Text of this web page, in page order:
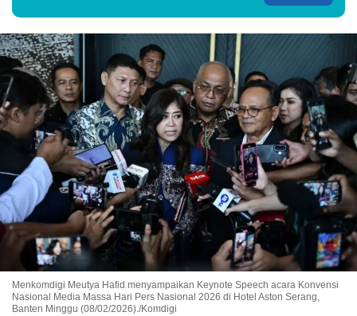
Menkomdigi Meutya Hafid menyampaikan Keynote Speech acara Konvensi
Nasional Media Massa Hari Pers Nasional 2026 di Hotel Aston Serang,
Banten Minggu (08/02/2026)./Komdigi